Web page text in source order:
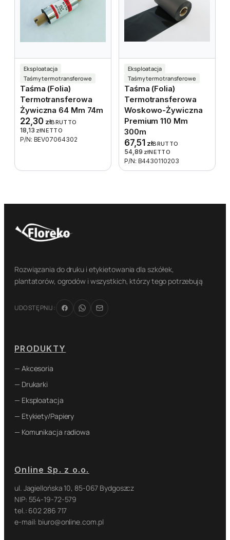
Eksploatacja
Taśmy termotransferowe
Taśma (folia)
Termotransferowa
Żywiczna 64 Mm 74m
22,30 złBRUTTO
18,13 złNETTO
P/N: BEV07064302
Eksploatacja
Taśmy termotransferowe
Taśma (folia)
Termotransferowa
Woskowo-Żywiczna
Premium 110 Mm
300m
67,51 złBRUTTO
54,89 złNETTO
P/N: B4430110203
Rozwiązania do druku i etykietowania dla szkółek,
plantatorów, ogrodów i wszystkich, którzy tego potrzebują
UDOSTĘPNIJ:
PRODUKTY
— Akcesoria
— Drukarki
— Eksploatacja
— Etykiety/Papiery
— Komunikacja radiowa
Online Sp. z o.o.
ul. Jagiellońska 10, 85-067 Bydgoszcz
NIP: 554-19-72-579
tel.: 602 286 717
e-mail: biuro@online.com.pl